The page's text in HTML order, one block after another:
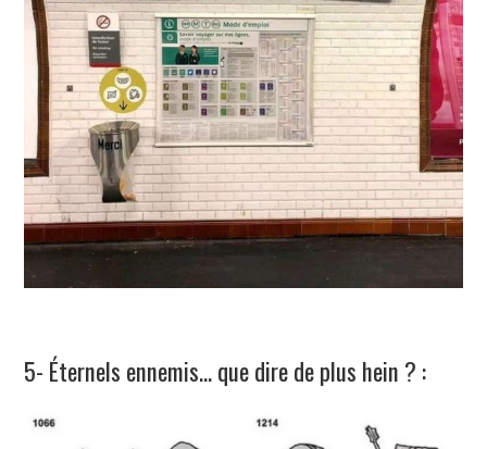
5- Éternels ennemis… que dire de plus hein ? :